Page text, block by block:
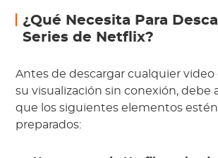
¿Qué Necesita Para
Series de Netflix?
Antes de descargar cualquier video
su visualización sin conexión, debe
que los siguientes elementos
preparados: